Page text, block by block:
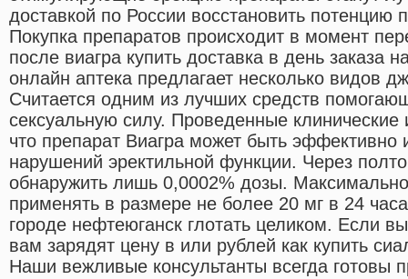
доставкой по России восстановить потенцию
Покупка препаратов происходит в момент
после виагра купить доставка в день заказа
онлайн аптека предлагает несколько видов
Считается одним из лучших средств
сексуальную силу. Проведенные
что препарат Виагра может быть эффективно
нарушений эректильной функции. Через
обнаружить лишь 0,0002% дозы.
применять в размере не более 20 мг в 24
городе нефтеюганск глотать целиком. Если
вам зарядят цену в или рублей как купить
Наши вежливые консультанты всегда готовы